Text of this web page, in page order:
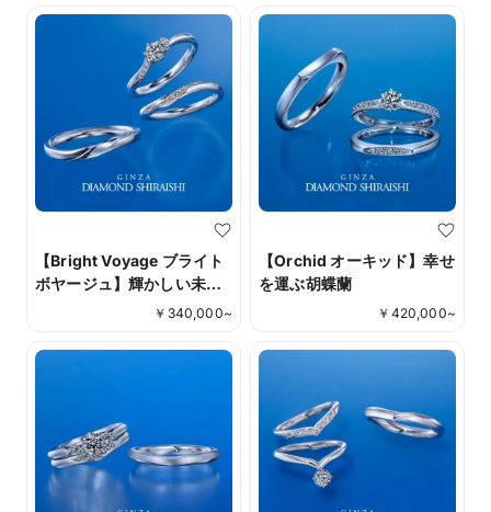
【Bright Voyage ブライト
ボヤージュ】輝かしい未来
￥ 340,000~
【Orchid オーキッド】幸せ
を運ぶ胡蝶蘭
￥ 420,000~